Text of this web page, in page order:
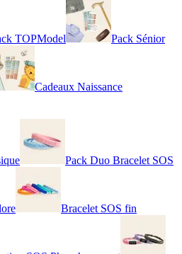
TOPModel Pack Sénior
Cadeaux Naissance
Pack Duo Bracelet SOS
Bracelet SOS fin